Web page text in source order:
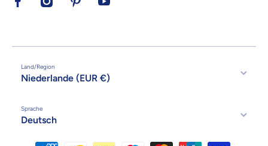
Land/Region
Niederlande (EUR €)
Sprache
Deutsch
Zahlungsmethoden